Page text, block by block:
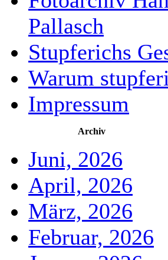
Pallasch
Stupferichs
Warum
Impressum
Archiv
Juni, 2026
April, 2026
März, 2026
Februar, 2026